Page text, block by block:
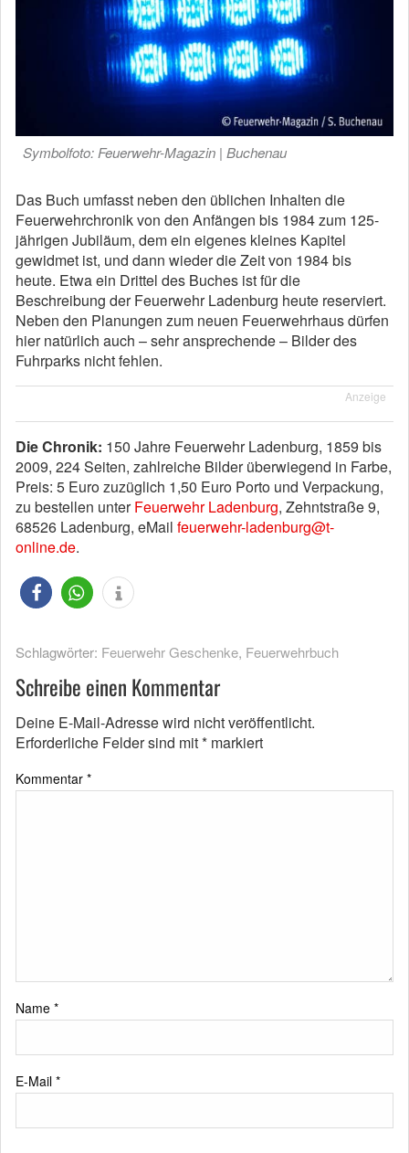
Symbolfoto: Feuerwehr-Magazin | Buchenau
Das Buch umfasst neben den üblichen Inhalten die
Feuerwehrchronik von den Anfängen bis 1984 zum 125-
jährigen Jubiläum, dem ein eigenes kleines Kapitel
gewidmet ist, und dann wieder die Zeit von 1984 bis
heute. Etwa ein Drittel des Buches ist für die
Beschreibung der Feuerwehr Ladenburg heute reserviert.
Neben den Planungen zum neuen Feuerwehrhaus dürfen
hier natürlich auch – sehr ansprechende – Bilder des
Fuhrparks nicht fehlen.
Anzeige
Die Chronik: 150 Jahre Feuerwehr Ladenburg, 1859 bis
2009, 224 Seiten, zahlreiche Bilder überwiegend in Farbe,
Preis: 5 Euro zuzüglich 1,50 Euro Porto und Verpackung,
zu bestellen unterFeuerwehr Ladenburg, Zehntstraße 9,
68526 Ladenburg, eMail feuerwehr-ladenburg@t-
online.de.
Schlagwörter: Feuerwehr Geschenke, Feuerwehrbuch
Schreibe einen Kommentar
Deine E-Mail-Adresse wird nicht veröffentlicht.
Erforderliche Felder sind mit* markiert
Kommentar *
Name *
E-Mail *